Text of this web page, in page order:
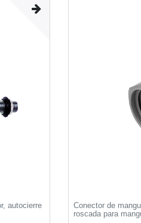
autocierre
Conector de
roscada para